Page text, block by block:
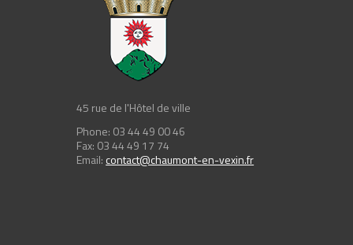
45 rue de l'Hôtel de ville
Phone: 03 44 49 00 46
Fax: 03 44 49 17 74
Email: contact@chaumont-en-vexin.fr